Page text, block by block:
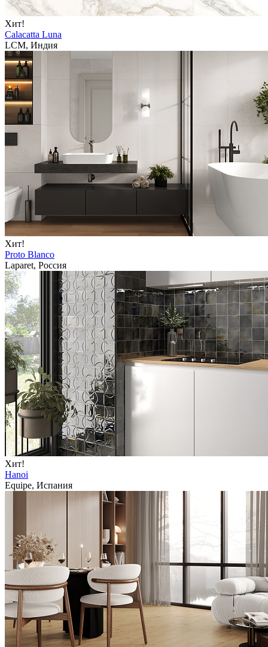
Хит!
Calacatta Luna
LCM, Индия
Хит!
Proto Blanco
Laparet, Россия
Хит!
Hanoi
Equipe, Испания